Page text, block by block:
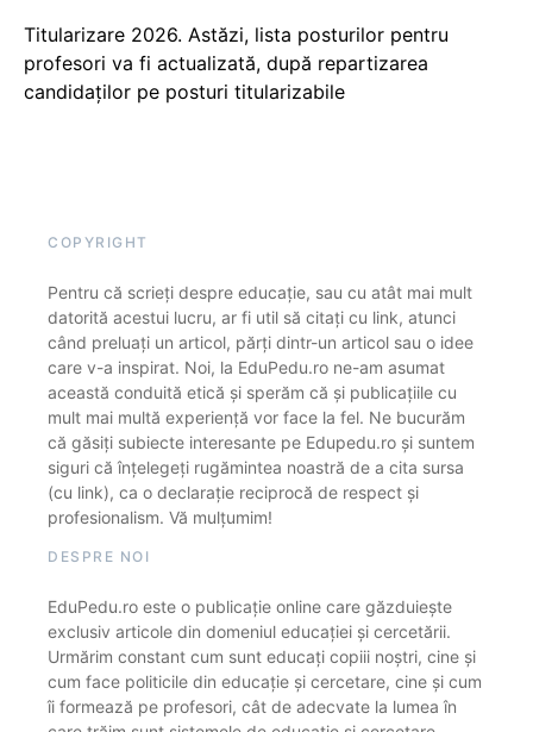
Titularizare 2026. Astăzi, lista posturilor pentru
profesori va fi actualizată, după repartizarea
candidaților pe posturi titularizabile
COPYRIGHT
Pentru că scrieți despre educație, sau cu atât mai mult
datorită acestui lucru, ar fi util să citați cu link, atunci
când preluați un articol, părți dintr-un articol sau o idee
care v-a inspirat. Noi, la EduPedu.ro ne-am asumat
această conduită etică și sperăm că și publicațiile cu
mult mai multă experiență vor face la fel. Ne bucurăm
că găsiți subiecte interesante pe Edupedu.ro și suntem
siguri că înțelegeți rugămintea noastră de a cita sursa
(cu link), ca o declarație reciprocă de respect și
profesionalism. Vă mulțumim!
DESPRE NOI
EduPedu.ro este o publicație online care găzduiește
exclusiv articole din domeniul educației și cercetării.
Urmărim constant cum sunt educați copiii noștri, cine și
cum face politicile din educație și cercetare, cine și cum
îi formează pe profesori, cât de adecvate la lumea în